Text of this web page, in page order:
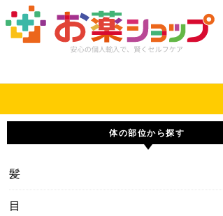
Skip to content
体の部位から探す
髪
目